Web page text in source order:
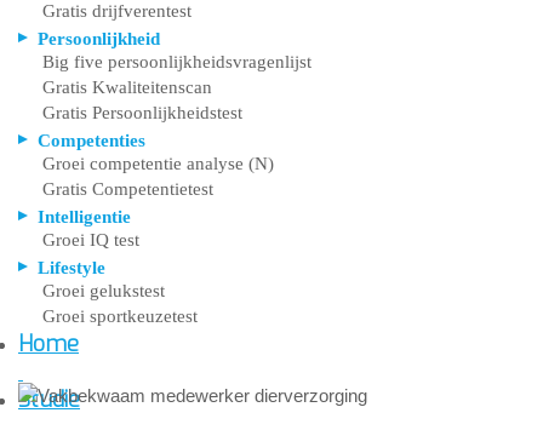
Gratis drijfverentest
Persoonlijkheid
Big five persoonlijkheidsvragenlijst
Gratis Kwaliteitenscan
Gratis Persoonlijkheidstest
Competenties
Groei competentie analyse (N)
Gratis Competentietest
Intelligentie
Groei IQ test
Lifestyle
Groei gelukstest
Groei sportkeuzetest
Home
Studie